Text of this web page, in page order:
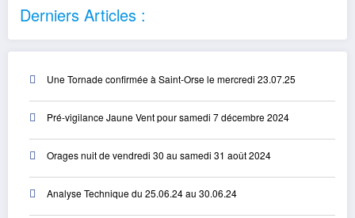
Derniers Articles :
Une Tornade confirmée à Saint-Orse le mercredi 23.07.25
Pré-vigilance Jaune Vent pour samedi 7 décembre 2024
Orages nuit de vendredi 30 au samedi 31 août 2024
Analyse Technique du 25.06.24 au 30.06.24